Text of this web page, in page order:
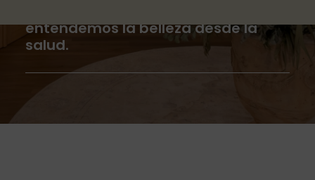
entendemos la belleza desde la
salud.